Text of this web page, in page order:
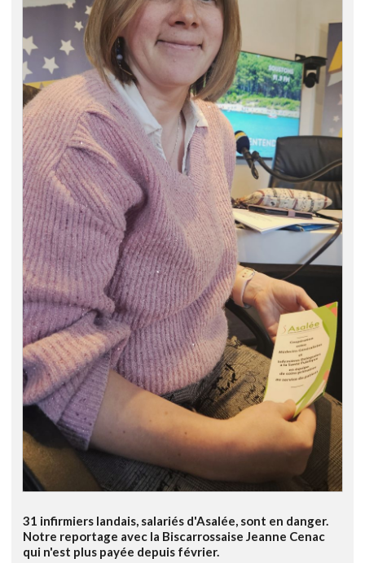
31 infirmiers landais, salariés d'Asalée, sont en danger.
Notre reportage avec la Biscarrossaise Jeanne Cenac
qui n'est plus payée depuis février.